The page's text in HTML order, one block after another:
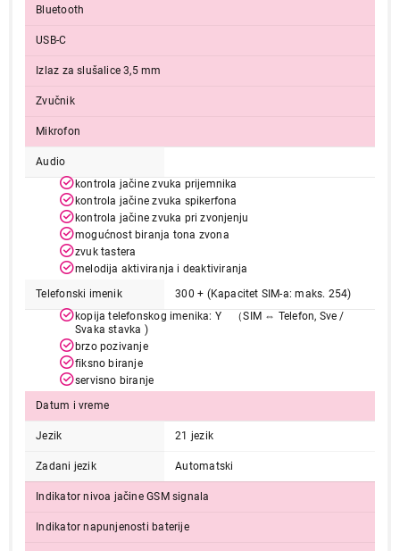
Bluetooth
USB-C
Izlaz za slušalice 3,5 mm
Zvučnik
Mikrofon
Audio
kontrola jačine zvuka prijemnika
kontrola jačine zvuka spikerfona
kontrola jačine zvuka pri zvonjenju
mogućnost biranja tona zvona
zvuk tastera
melodija aktiviranja i deaktiviranja
Telefonski imenik
300 + (Kapacitet SIM-a: maks. 254)
kopija telefonskog imenika: Y （SIM ⇔ Telefon, Sve /
Svaka stavka )
brzo pozivanje
fiksno biranje
servisno biranje
Datum i vreme
Jezik 21 jezik
Zadani jezik Automatski
Indikator nivoa jačine GSM signala
Indikator napunjenosti baterije
6.499,00
MOBILNI TELEFONI
PANASONIC KX-TF200
Proizvod je dodat u korpu.
Ukupno u korpi:0,00
Nastavi kupovinu